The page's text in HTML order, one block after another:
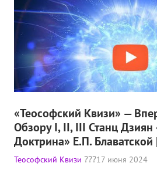
Семинары
Плейлист "Международный
Плейлист "«Тайная Доктрина»
Плейлист "Выпуски рубрики
ПОДДЕРЖАТЬ ФОНД
Пожертвовать денежные средства
Стать волонтером
«Теософский Квизи» —
Обзору I, II, III Станц Дзиян​
Доктрина» Е.П.
Теософский Квизи 17 июня 2024